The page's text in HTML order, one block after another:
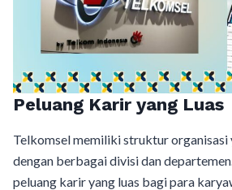
Peluang Karir yang Luas
Telkomsel memiliki struktur organisasi
dengan berbagai divisi dan
peluang karir yang luas bagi para